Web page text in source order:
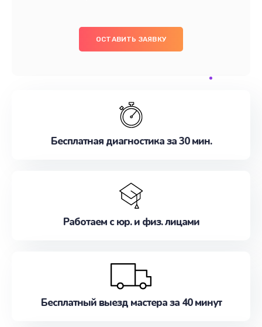
ОСТАВИТЬ ЗАЯВКУ
Бесплатная диагностика за 30 мин.
Работаем с юр. и физ. лицами
Бесплатный выезд мастера за 40 минут